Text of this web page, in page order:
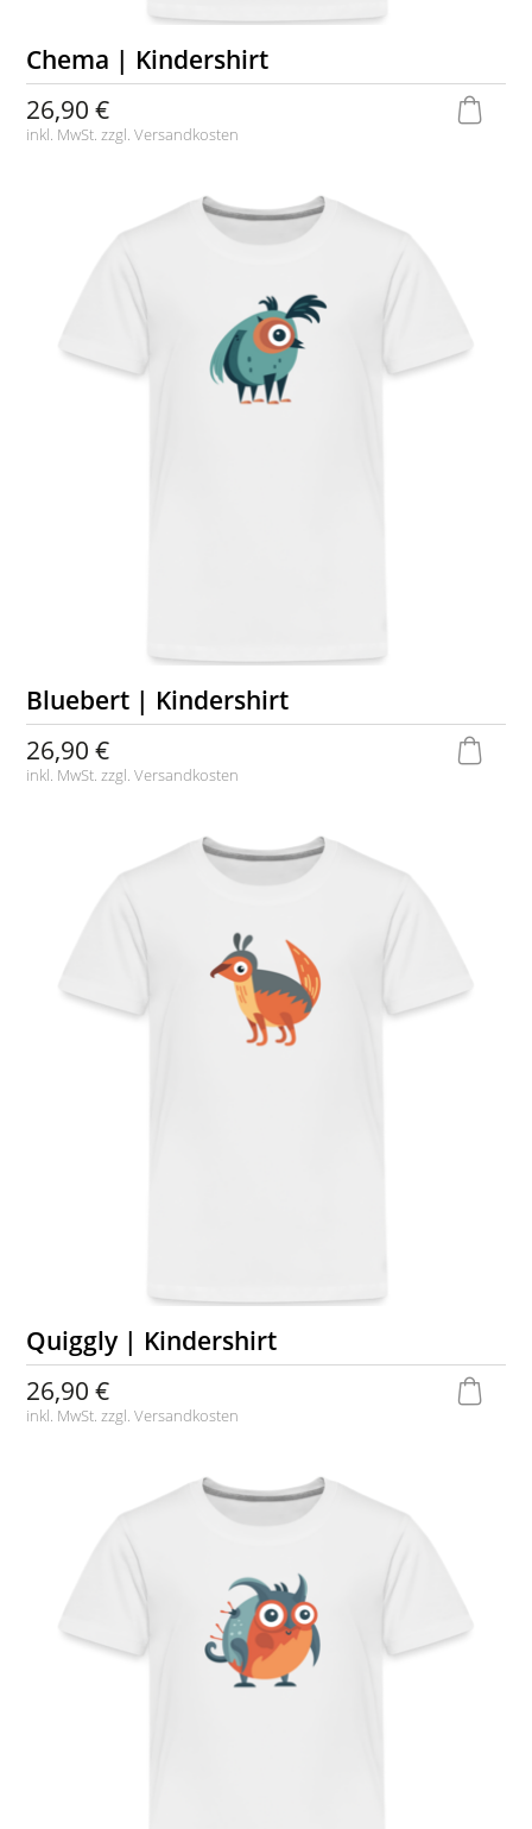
Chema | Kindershirt
26,90 €
inkl. MwSt. zzgl.Versandkosten
Bluebert | Kindershirt
26,90 €
inkl. MwSt. zzgl.Versandkosten
Quiggly | Kindershirt
26,90 €
inkl. MwSt. zzgl.Versandkosten